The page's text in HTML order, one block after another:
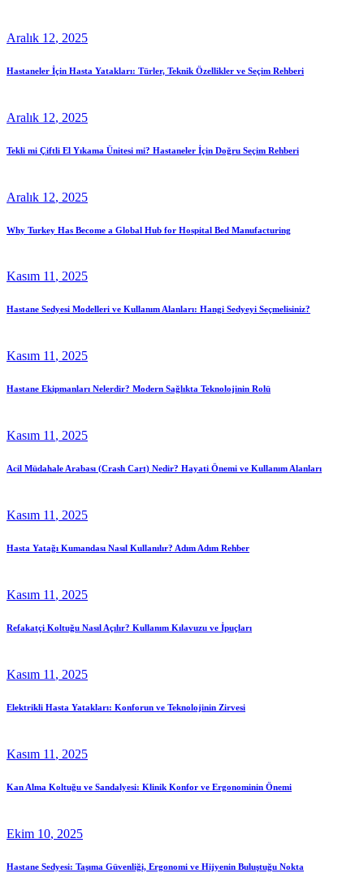
Aralık 12, 2025
Hastaneler İçin Hasta Yatakları: Türler, Teknik Özellikler ve Seçim Rehberi
Aralık 12, 2025
Tekli mi Çiftli El Yıkama Ünitesi mi? Hastaneler İçin Doğru Seçim Rehberi
Aralık 12, 2025
Why Turkey Has Become a Global Hub for Hospital Bed Manufacturing
Kasım 11, 2025
Hastane Sedyesi Modelleri ve Kullanım Alanları: Hangi Sedyeyi Seçmelisiniz?
Kasım 11, 2025
Hastane Ekipmanları Nelerdir? Modern Sağlıkta Teknolojinin Rolü
Kasım 11 , 2025
Acil Müdahale Arabası (Crash Cart) Nedir? Hayati Önemi ve Kullanım Alanları
Kasım 11 , 2025
Hasta Yatağı Kumandası Nasıl Kullanılır? Adım Adım Rehber
Kasım 11 , 2025
Refakatçi Koltuğu Nasıl Açılır? Kullanım Kılavuzu ve İpuçları
Kasım 11 , 2025
Elektrikli Hasta Yatakları: Konforun ve Teknolojinin Zirvesi
Kasım 11 , 2025
Kan Alma Koltuğu ve Sandalyesi: Klinik Konfor ve Ergonominin Önemi
Ekim 10, 2025
Hastane Sedyesi: Taşıma Güvenliği, Ergonomi ve Hijyenin Buluştuğu Nokta